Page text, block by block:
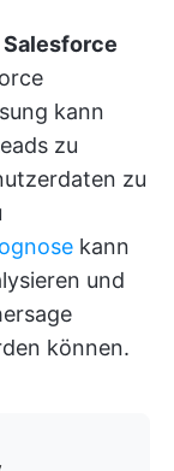
Salesforce
kann
zu
zu
kann
und
können.